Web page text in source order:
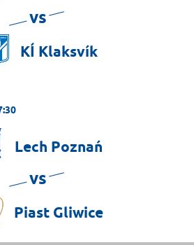
vs
KÍ Klaksvík
Lech Poznań
vs
Piast Gliwice